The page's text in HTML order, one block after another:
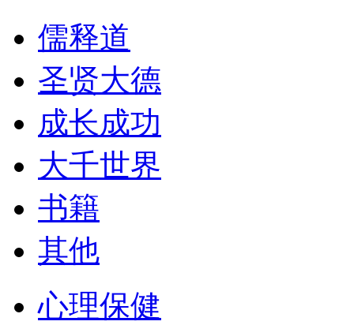
儒释道
圣贤大德
成长成功
大千世界
书籍
其他
心理保健